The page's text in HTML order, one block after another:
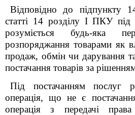
Відповідно до підпункту
статті 14 розділу I ПКУ під
розуміється будь-яка
розпоряджання товарами як
продаж, обмін чи дарування
постачання товарів за
Під постачанням послуг
операція, що не є
операція з передачі